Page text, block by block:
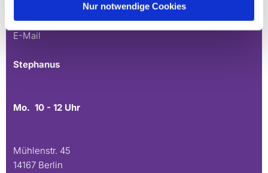
Nur notwendige Cookies
030 815 45 54
E-Mail
Stephanus
Mo. 10 - 12 Uhr
Mühlenstr. 45
14167 Berlin